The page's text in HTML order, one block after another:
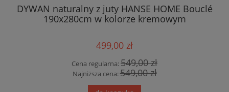
DYWAN naturalny z juty HANSE HOME Bouclé
190x280cm w kolorze kremowym
499,00 zł
Cena regularna:549,00 zł
Najniższa cena:549,00 zł